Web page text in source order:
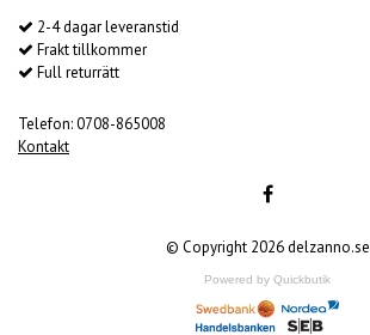
2-4 dagar leveranstid
Frakt tillkommer
Full returrätt
Telefon: 0708-865008
Kontakt
© Copyright 2026 delzanno.se
Powered by Quickbutik